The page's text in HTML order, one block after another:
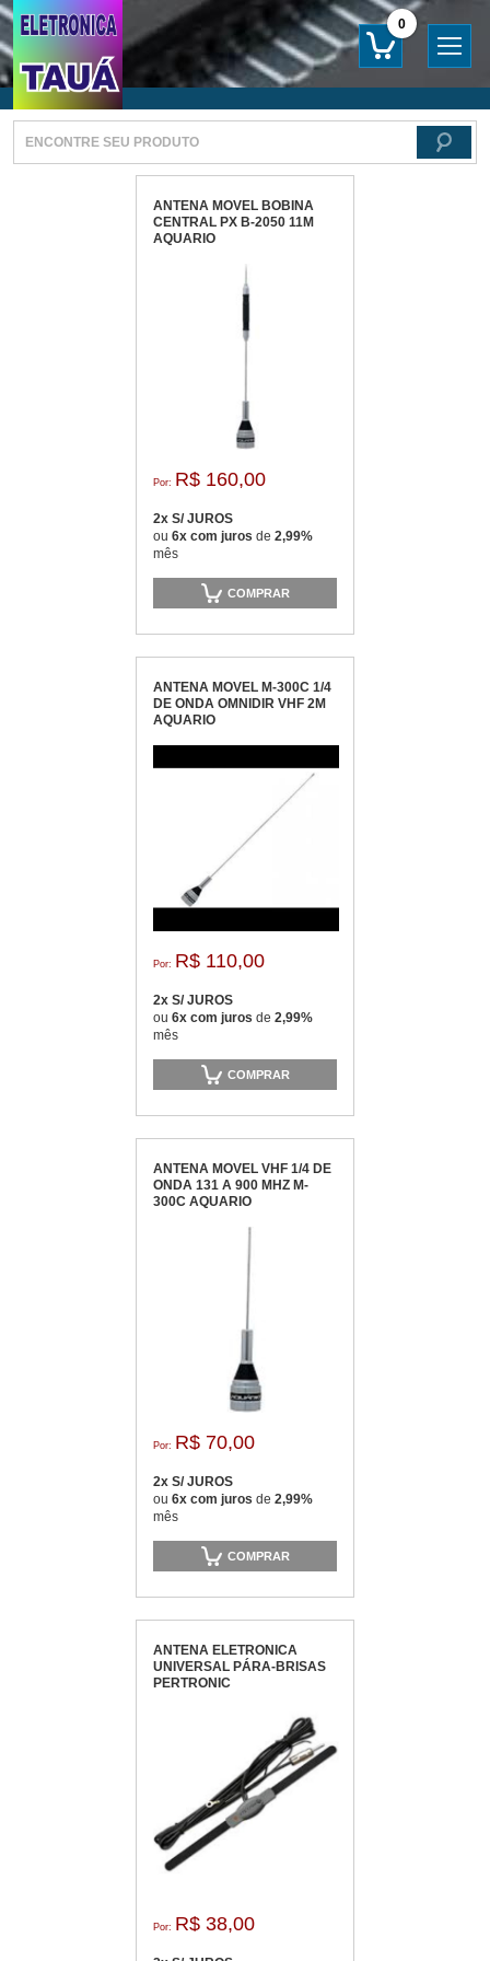
0
ANTENA MOVEL BOBINA
CENTRAL PX B-2050 11M
AQUARIO
Por: R$ 160,00
2x S/ JUROS
ou 6x com juros de 2,99%
mês
COMPRAR
ANTENA MOVEL M-300C 1/4
DE ONDA OMNIDIR VHF 2M
AQUARIO
Por: R$ 110,00
2x S/ JUROS
ou 6x com juros de 2,99%
mês
COMPRAR
ANTENA MOVEL VHF 1/4 DE
ONDA 131 A 900 MHZ M-
300C AQUARIO
Por: R$ 70,00
2x S/ JUROS
ou 6x com juros de 2,99%
mês
COMPRAR
ANTENA ELETRONICA
UNIVERSAL PÁRA-BRISAS
PERTRONIC
Por: R$ 38,00